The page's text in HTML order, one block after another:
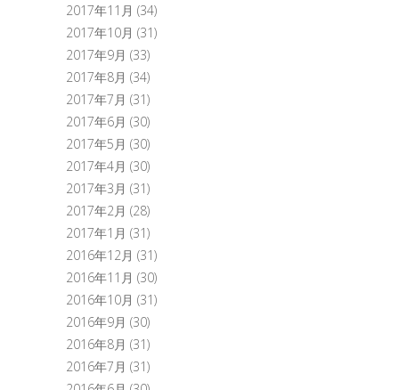
2017年11月 (34)
2017年10月 (31)
2017年9月 (33)
2017年8月 (34)
2017年7月 (31)
2017年6月 (30)
2017年5月 (30)
2017年4月 (30)
2017年3月 (31)
2017年2月 (28)
2017年1月 (31)
2016年12月 (31)
2016年11月 (30)
2016年10月 (31)
2016年9月 (30)
2016年8月 (31)
2016年7月 (31)